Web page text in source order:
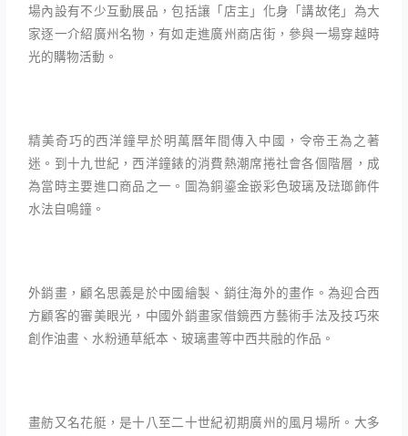
場內設有不少互動展品，包括讓「店主」化身「講故佬」為大
家逐一介紹廣州名物，有如走進廣州商店街，參與一場穿越時
光的購物活動。
精美奇巧的西洋鐘早於明萬曆年間傳入中國，令帝王為之著
迷。到十九世紀，西洋鐘錶的消費熱潮席捲社會各個階層，成
為當時主要進口商品之一。圖為銅鎏金嵌彩色玻璃及琺瑯飾件
水法自鳴鐘。
外銷畫，顧名思義是於中國繪製、銷往海外的畫作。為迎合西
方顧客的審美眼光，中國外銷畫家借鏡西方藝術手法及技巧來
創作油畫、水粉通草紙本、玻璃畫等中西共融的作品。
畫舫又名花艇，是十八至二十世紀初期廣州的風月場所。大多